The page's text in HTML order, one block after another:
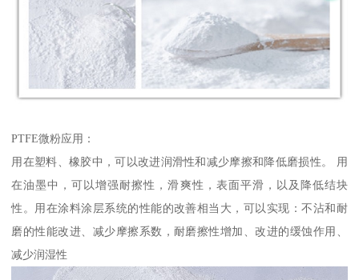
PTFE微粉应用：
用在塑料、橡胶中，可以改进润滑性和减少摩擦和降低磨损性。 用
在油墨中，可以增强耐擦性，滑爽性，表面平滑，以及降低结块
性。用在涂料涂层系统的性能的改善相当大，可以实现：不沾和耐
磨的性能改进、减少摩擦系数，耐磨擦性增加、改进的缓蚀作用、
减少润湿性